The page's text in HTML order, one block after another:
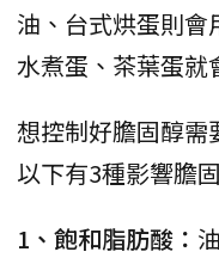
油、台式烘蛋則會
水煮蛋、茶葉蛋就
想控制好膽固醇需
以下有3種影響膽
1、飽和脂肪酸：